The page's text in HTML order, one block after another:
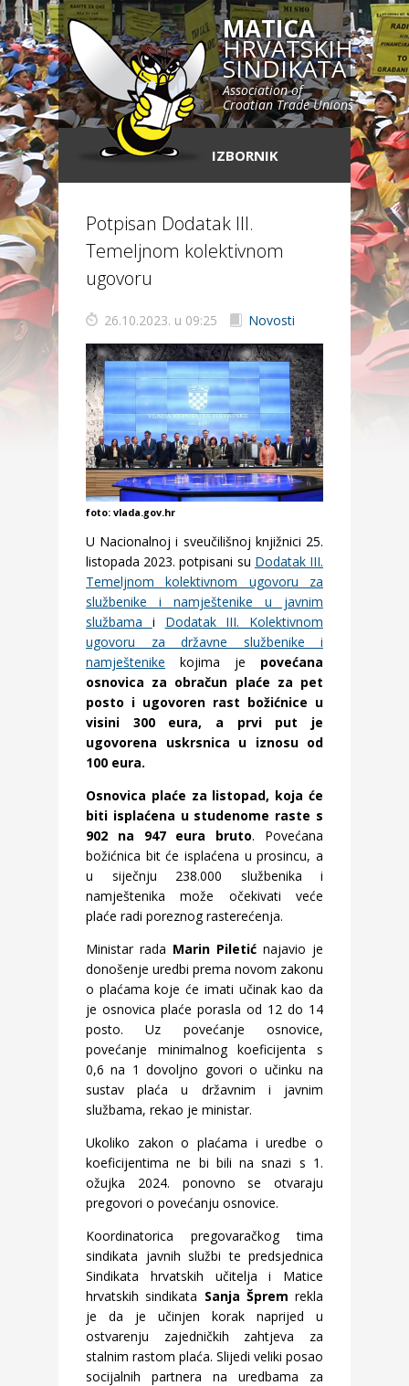
MATICA
HRVATSKIH
SINDIKATA
Association of
Croatian Trade Unions
IZBORNIK
Potpisan Dodatak III.
Temeljnom kolektivnom
ugovoru
26.10.2023. u 09:25 Novosti
foto: vlada.gov.hr
U Nacionalnoj i sveučilišnoj knjižnici 25.
listopada 2023. potpisani su Dodatak III.
Temeljnom kolektivnom ugovoru za
službenike i namještenike u javnim
službama i Dodatak III. Kolektivnom
ugovoru za državne službenike i
namještenike kojima je povećana
osnovica za obračun plaće za pet
posto i ugovoren rast božićnice u
visini 300 eura, a prvi put je
ugovorena uskrsnica u iznosu od
100 eura.
Osnovica plaće za listopad, koja će
biti isplaćena u studenome raste s
902 na 947 eura bruto. Povećana
božićnica bit će isplaćena u prosincu, a
u siječnju 238.000 službenika i
namještenika može očekivati veće
plaće radi poreznog rasterećenja.
Ministar rada Marin Piletić najavio je
donošenje uredbi prema novom zakonu
o plaćama koje će imati učinak kao da
je osnovica plaće porasla od 12 do 14
posto. Uz povećanje osnovice,
povećanje minimalnog koeficijenta s
0,6 na 1 dovoljno govori o učinku na
sustav plaća u državnim i javnim
službama, rekao je ministar.
Ukoliko zakon o plaćama i uredbe o
koeficijentima ne bi bili na snazi s 1.
ožujka 2024. ponovno se otvaraju
pregovori o povećanju osnovice.
Koordinatorica pregovaračkog tima
sindikata javnih službi te predsjednica
Sindikata hrvatskih učitelja i Matice
hrvatskih sindikata Sanja Šprem rekla
je da je učinjen korak naprijed u
ostvarenju zajedničkih zahtjeva za
stalnim rastom plaća. Slijedi veliki posao
socijalnih partnera na uredbama za